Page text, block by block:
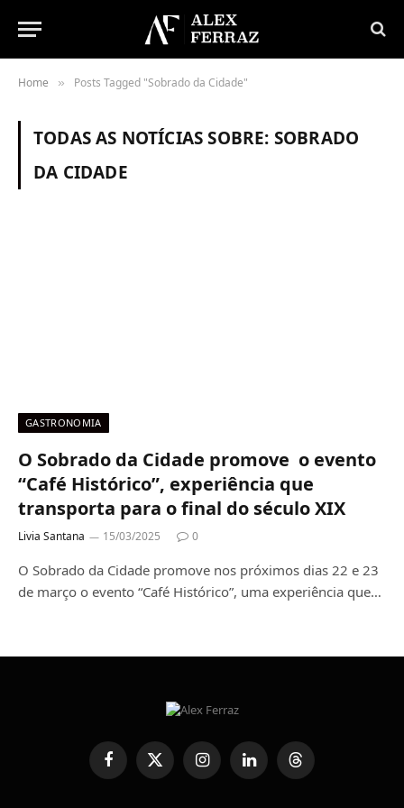
Home » Posts Tagged "Sobrado da Cidade"
TODAS AS NOTÍCIAS SOBRE: SOBRADO
DA CIDADE
GASTRONOMIA
O Sobrado da Cidade promove o evento
“Café Histórico”, experiência que
transporta para o final do século XIX
Livia Santana 15/03/2025 0
O Sobrado da Cidade promove nos próximos dias 22 e 23
de março o evento “Café Histórico”, uma experiência que…
FacebookX
(Twitter)
InstagramLinkedInThreads